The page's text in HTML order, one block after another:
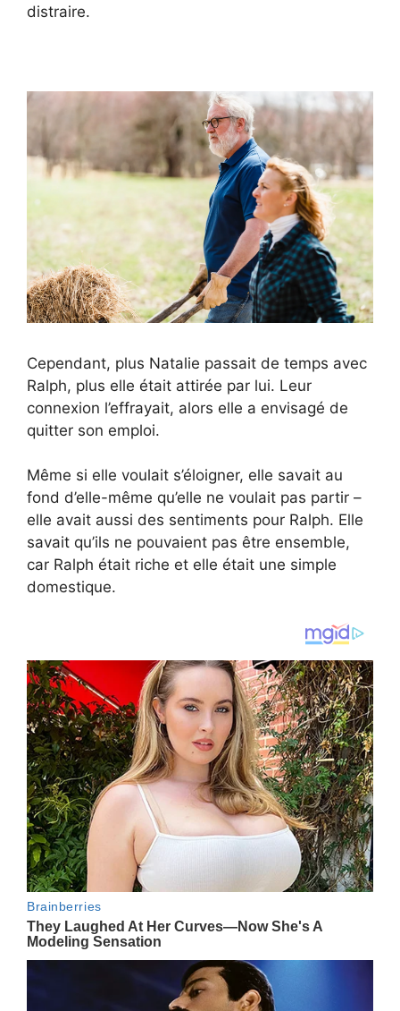
distraire.
Cependant, plus Natalie passait de temps avec
Ralph, plus elle était attirée par lui. Leur
connexion l’effrayait, alors elle a envisagé de
quitter son emploi.
Même si elle voulait s’éloigner, elle savait au
fond d’elle-même qu’elle ne voulait pas partir –
elle avait aussi des sentiments pour Ralph. Elle
savait qu’ils ne pouvaient pas être ensemble,
car Ralph était riche et elle était une simple
domestique.